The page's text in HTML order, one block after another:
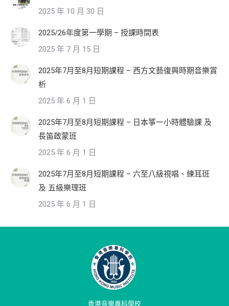
2025 年 10 月 30 日
2025/26年度第一學期 – 授課時間表
2025 年 7 月 15 日
2025年7月至8月短期課程 – 西方文藝復興時期音樂賞
析
2025 年 6 月 1 日
2025年7月至8月短期課程 – 日本箏一小時體驗課 及
長笛啟蒙班
2025 年 6 月 1 日
2025年7月至8月短期課程 – 六至八級視唱、練耳班
及 五級樂理班
2025 年 6 月 1 日
香港音樂專科學校